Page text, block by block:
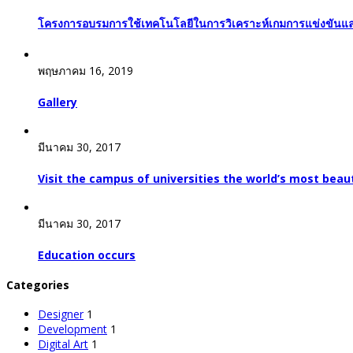
โครงการอบรมการใช้เทคโนโลยีในการวิเคราะห์เกมการแข่งขัน
พฤษภาคม 16, 2019
Gallery
มีนาคม 30, 2017
Visit the campus of universities the world’s most
มีนาคม 30, 2017
Education occurs
Categories
Designer 1
Development 1
Digital Art 1